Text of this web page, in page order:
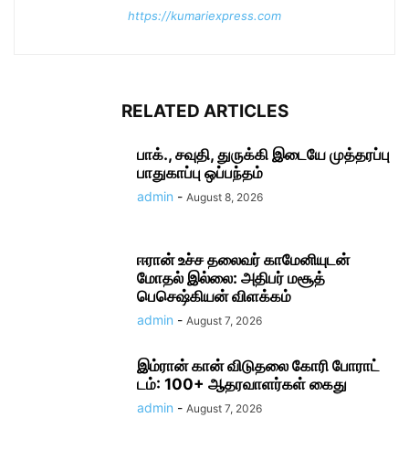
https://kumariexpress.com
RELATED ARTICLES
பாக்., சவுதி, துருக்கி இடையே முத்தரப்பு
பாதுகாப்பு ஒப்பந்தம்
admin - August 8, 2026
ஈரான் உச்ச தலை​வர் காமேனியுடன்
மோதல் இல்லை: அதிபர் மசூத்
பெசெஷ்கியன் விளக்கம்
admin - August 7, 2026
இம்ரான் கான் விடுதலை கோரி போராட்​
டம்: 100+ ஆதரவாளர்கள் கைது
admin - August 7, 2026